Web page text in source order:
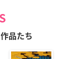
品たち